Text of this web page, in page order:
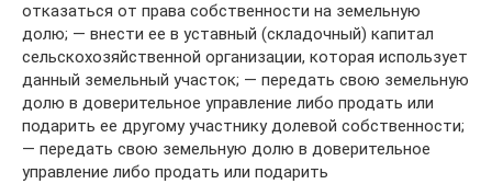
отказаться от права собственности на земельную
долю; — внести ее в уставный (складочный) капитал
сельскохозяйственной организации, которая использует
данный земельный участок; — передать свою земельную
долю в доверительное управление либо продать или
подарить ее другому участнику долевой собственности;
— передать свою земельную долю в доверительное
управление либо продать или подарить